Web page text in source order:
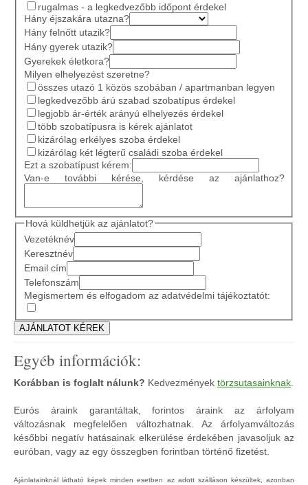
rugalmas - a legkedvezőbb időpont érdekel
Hány éjszakára utazna?
Hány felnőtt utazik?
Hány gyerek utazik?
Gyerekek életkora?
Milyen elhelyezést szeretne?
összes utazó 1 közös szobában / apartmanban legyen
legkedvezőbb árú szabad szobatípus érdekel
legjobb ár-érték arányú elhelyezés érdekel
több szobatípusra is kérek ajánlatot
kizárólag erkélyes szoba érdekel
kizárólag két légterű családi szoba érdekel
Ezt a szobatípust kérem:
Van-e további kérése, kérdése az ajánlathoz?
Hová küldhetjük az ajánlatot?
Vezetéknév
Keresztnév
Email cím
Telefonszám
Megismertem és elfogadom az adatvédelmi tájékoztatót:
Egyéb információk:
Korábban is foglalt nálunk? Kedvezmények törzsutasainknak.
Eurós áraink garantáltak, forintos áraink az árfolyam
változásnak megfelelően változhatnak. Az árfolyamváltozás
későbbi negatív hatásainak elkerülése érdekében javasoljuk az
euróban, vagy az egy összegben forintban történő fizetést.
Ajánlatainknál látható képek minden esetben az adott szálláson készültek, azonban